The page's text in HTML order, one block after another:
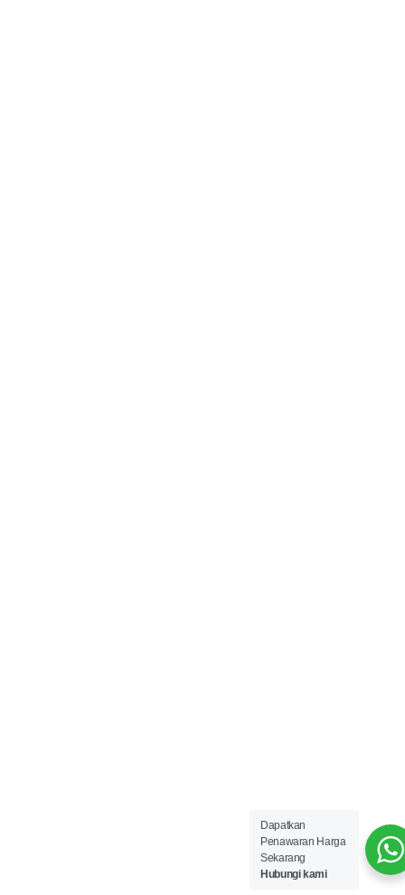
Dapatkan
Penawaran Harga
Sekarang
Hubungi kami